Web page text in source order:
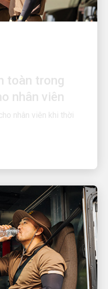
nhân viên
nhân viên khi thời